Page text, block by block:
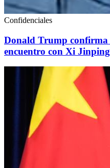
Confidenciales
Donald Trump confirma
encuentro con Xi